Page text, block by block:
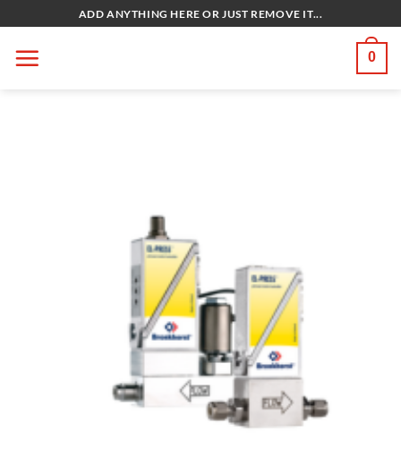
qua
nội
ADD ANYTHING HERE OR JUST REMOVE IT...
0